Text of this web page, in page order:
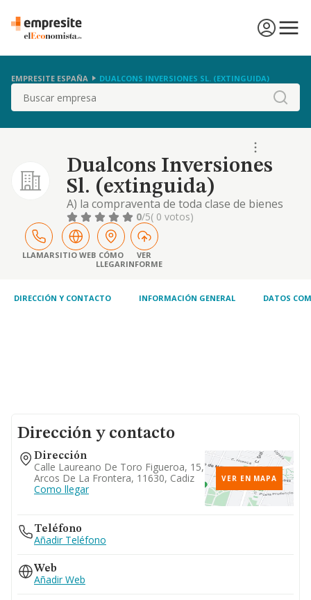
EMPRESITE ESPAÑA DUALCONS INVERSIONES SL. (EXTINGUIDA)
Buscar
Dualcons Inversiones
Sl. (extinguida)
A) la compraventa de toda clase de bienes
inmuebles, terrenos, edificios, rústicas, la
promoción, construcción, urbanización y
compraventa, aquiler o explotación de
bienes inmuebles. b) la ejecución de obras
públicas y privadas, de saneamientos y
0/5( 0 votos)
LLAMARSITIO WEB CÓMO
LLEGAR
VER
INFORME
DIRECCIÓN Y CONTACTO INFORMACIÓN GENERAL DATOS
Dirección y contacto
Dirección
Calle Laureano De Toro Figueroa, 15,
Arcos De La Frontera, 11630, Cadiz
Como llegar
VER EN MAPA
Teléfono
Añadir Teléfono
Web
Añadir Web